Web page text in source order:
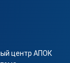
центр АПОК